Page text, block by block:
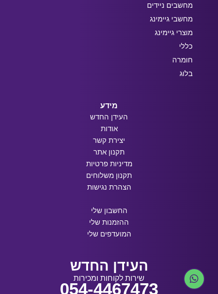
מחשבים ניידים
מחשבי גיימינג
מוצרי גיימינג
כללי
חומרה
בלוג
מידע
העידן החדש
אודות
יצירת קשר
תקנון אתר
מדיניות פרטיות
תקנון משלוחים
הצהרת נגישות
החשבון שלי
ההזמנות שלי
המועדפים שלי
העידן החדש
שירות לקוחות ומכירות
054-4467473